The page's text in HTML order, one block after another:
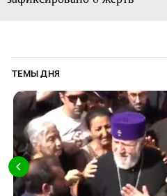
ТЕМЫ ДНЯ